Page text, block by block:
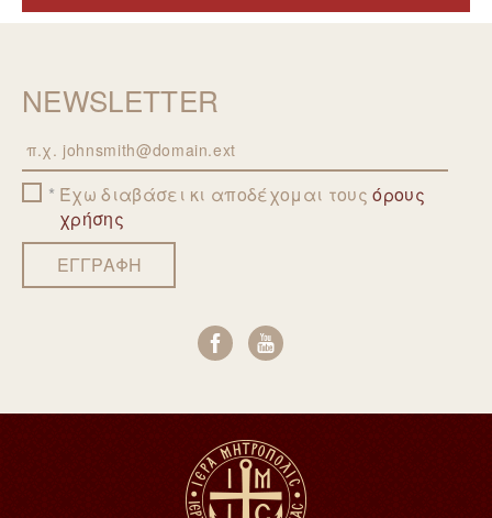
NEWSLETTER
EmailΈχω διαβάσει κι αποδέχομαι τουςόρους
χρήσης
ΕΓΓΡΑΦΗ